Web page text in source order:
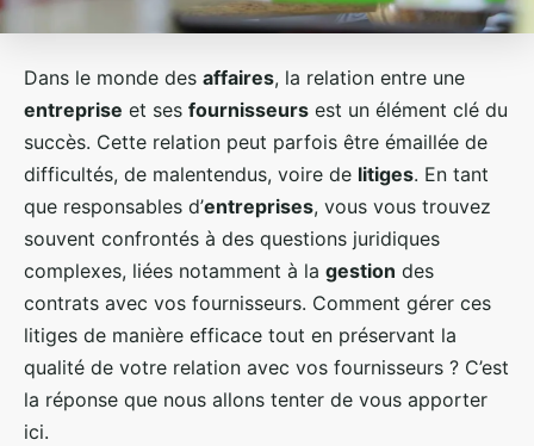
Dans le monde des affaires, la relation entre une
entreprise et ses fournisseurs est un élément clé du
succès. Cette relation peut parfois être émaillée de
difficultés, de malentendus, voire de litiges. En tant
que responsables d’entreprises, vous vous trouvez
souvent confrontés à des questions juridiques
complexes, liées notamment à la gestion des
contrats avec vos fournisseurs. Comment gérer ces
litiges de manière efficace tout en préservant la
qualité de votre relation avec vos fournisseurs ? C’est
la réponse que nous allons tenter de vous apporter
ici.